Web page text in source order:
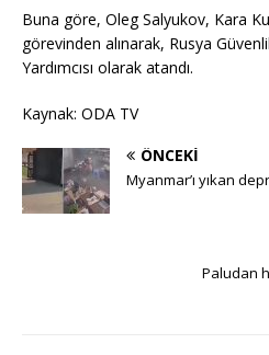
Buna göre, Oleg Salyukov, Kara
görevinden alınarak, Rusya
Yardımcısı olarak atandı.
Kaynak: ODA TV
ÖNCEKI
Myanmar’ı yıkan
Paludan